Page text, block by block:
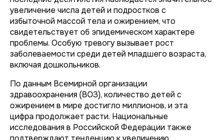
увеличение числа детей и подростков с
избыточной массой тела и ожирением, что
свидетельствует об эпидемическом характере
проблемы. Особую тревогу вызывает рост
заболеваемости среди детей младшего возраста,
включая дошкольников.
По данным Всемирной организации
здравоохранения (ВОЗ), количество детей с
ожирением в мире достигло миллионов, и эта
цифра продолжает расти. Национальные
исследования в Российской Федерации также